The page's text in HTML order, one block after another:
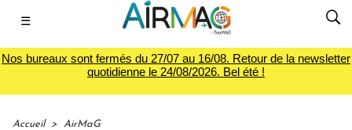
☰
Nos bureaux sont fermés du 27/07 au 16/08. Retour de la newsletter
quotidienne le 24/08/2026. Bel été !
Accueil > AirMaG